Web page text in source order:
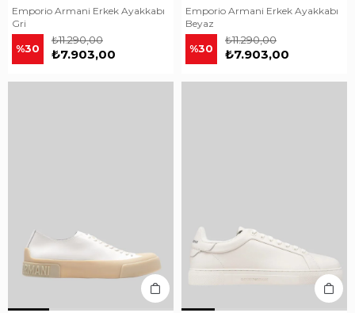
Emporio Armani Erkek Ayakkabı
Gri
%30 ₺7.903,00
₺11.290,00
Emporio Armani Erkek Ayakkabı
Beyaz
%30 ₺7.903,00
₺11.290,00